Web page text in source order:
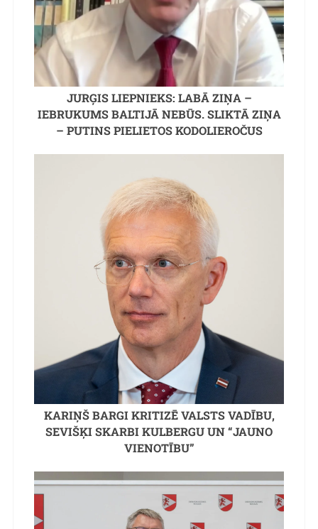
JURĢIS LIEPNIEKS: LABĀ ZIŅA –
IEBRUKUMS BALTIJĀ NEBŪS. SLIKTĀ ZIŅA
– PUTINS PIELIETOS KODOLIEROČUS
KARIŅŠ BARGI KRITIZĒ VALSTS VADĪBU,
SEVIŠĶI SKARBI KULBERGU UN “JAUNO
VIENOTĪBU”